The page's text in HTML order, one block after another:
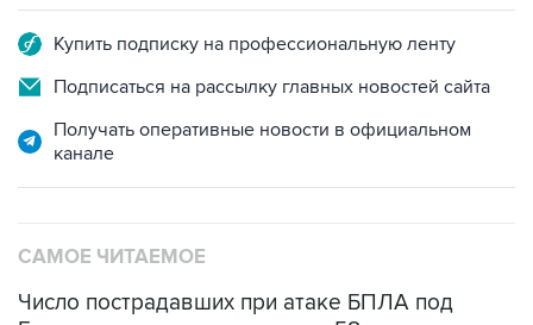
Купить подписку на профессиональную ленту
Подписаться на рассылку главных новостей сайта
Получать оперативные новости в официальном
канале
САМОЕ ЧИТАЕМОЕ
Число пострадавших при атаке БПЛА под